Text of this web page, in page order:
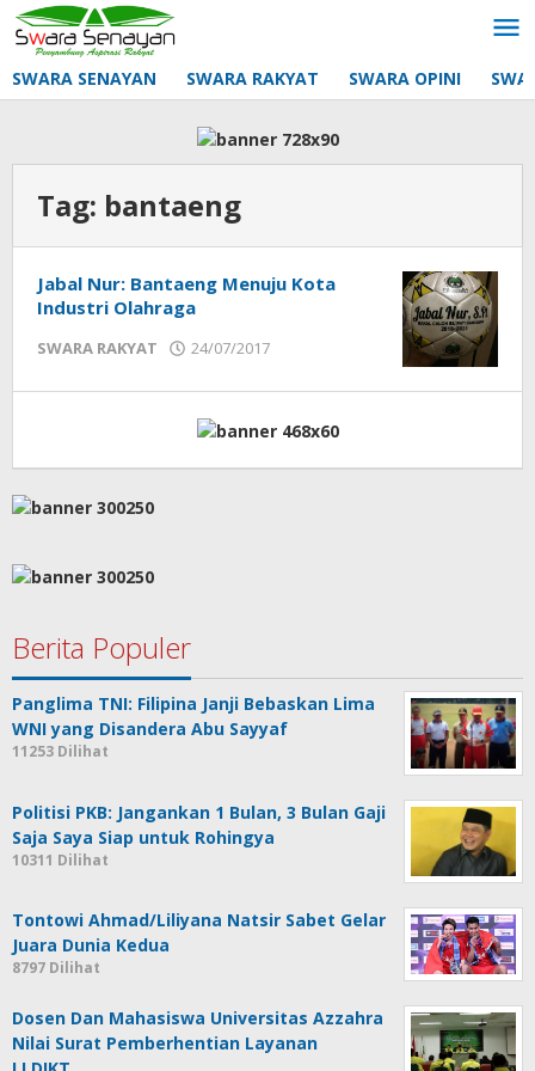
Lewati
ke
konten
SWARA SENAYAN SWARA RAKYAT SWARA OPINI
Tag: bantaeng
Jabal Nur: Bantaeng Menuju Kota
Industri Olahraga
SWARA RAKYAT 24/07/2017
Berita Populer
Panglima TNI: Filipina Janji Bebaskan Lima
WNI yang Disandera Abu Sayyaf
11253 Dilihat
Politisi PKB: Jangankan 1 Bulan, 3 Bulan Gaji
Saja Saya Siap untuk Rohingya
10311 Dilihat
Tontowi Ahmad/Liliyana Natsir Sabet Gelar
Juara Dunia Kedua
8797 Dilihat
Dosen Dan Mahasiswa Universitas Azzahra
Nilai Surat Pemberhentian Layanan